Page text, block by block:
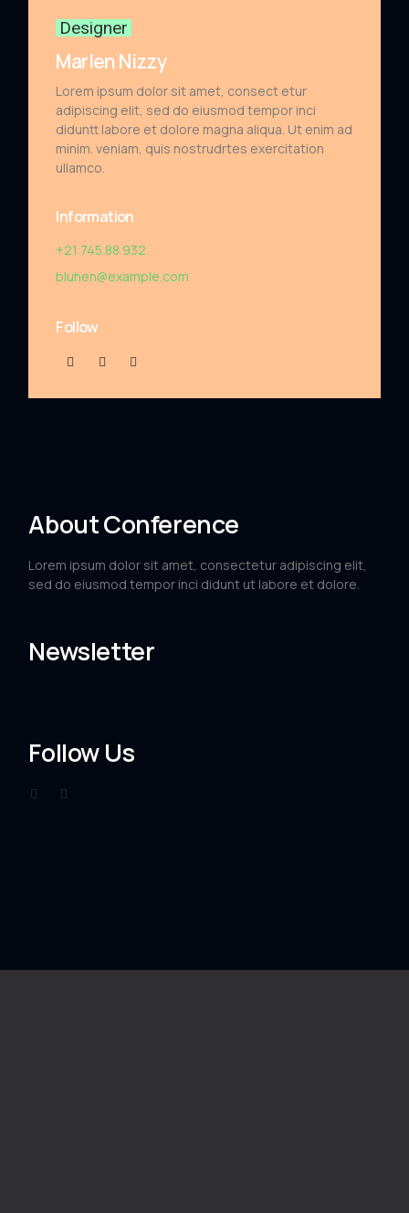
Designer
Marlen Nizzy
Lorem ipsum dolor sit amet, consect etur
adipiscing elit, sed do eiusmod tempor inci
diduntt labore et dolore magna aliqua. Ut enim ad
minim. veniam, quis nostrudrtes exercitation
ullamco.
Information
+21 745 88 932
bluhen@example.com
Follow
About Conference
Lorem ipsum dolor sit amet, consectetur adipiscing elit,
sed do eiusmod tempor inci didunt ut labore et dolore.
Newsletter
Follow Us